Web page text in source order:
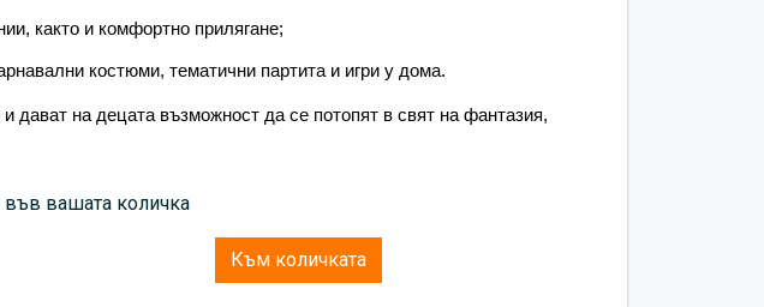
блестящи линии, както и комфортно прилягане;
универсален аксесоар за всевъзможни превъплъщения – подходящ
движение и свободна игра.
както и комфортно прилягане;
костюми, тематични партита и игри у дома.
на децата възможност да се потопят в свят на фантазия,
вашата количка
Към количката